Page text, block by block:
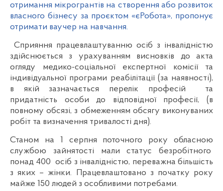
отримання мікрогрантів на створення або розвиток
власного бізнесу за проєктом «єРобота», пропонує
отримати ваучер на навчання.
Сприяння працевлаштуванню осіб з інвалідністю
здійснюється з урахуванням висновків до акта
огляду медико-соціальної експертної комісії та
індивідуальної програми реабілітації (за наявності),
в якій зазначається перелік професій та
придатність особи до відповідної професії, (в
повному обсязі, з обмеженням обсягу виконуваних
робіт та визначення тривалості дня).
Станом на 1 серпня поточного року обласною
службою зайнятості мали статус безробітного
понад 400 осіб з інвалідністю, переважна більшість
з яких – жінки. Працевлаштовано з початку року
майже 150 людей з особливими потребами.